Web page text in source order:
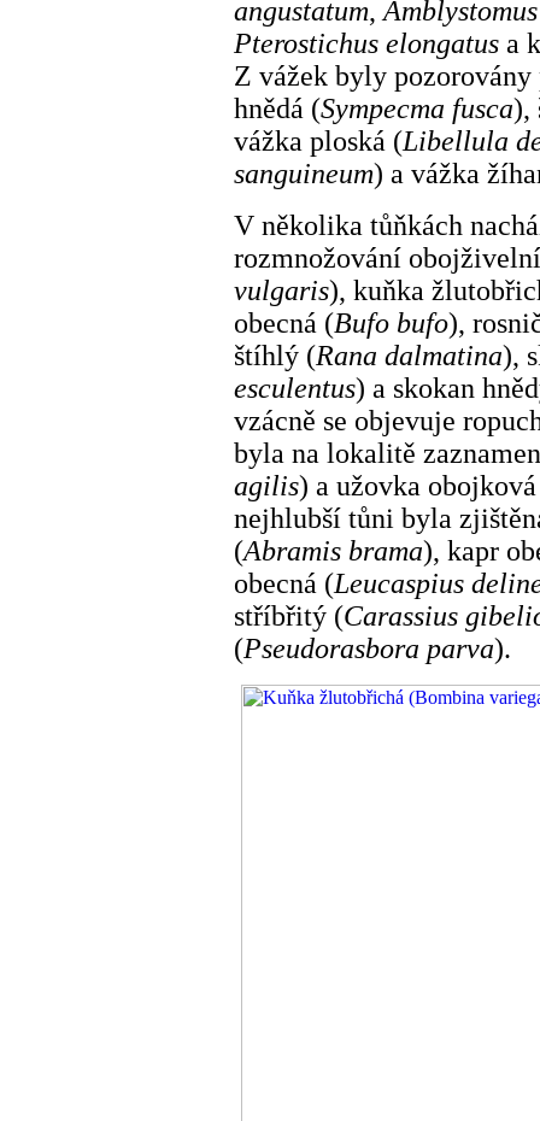
angustatum,
Pterostichus elongatus a
Z vážek byly
hnědá (Sympecma fusca),
vážka ploská (Libellula
sanguineum) a vážka
V několika tůňkách
rozmnožování
vulgaris), kuňka
obecná (Bufo bufo),
štíhlý (Rana dalmatina),
esculentus) a skokan
vzácně se objevuje
byla na lokalitě
agilis) a užovka
nejhlubší tůni byla
(Abramis brama), kapr
obecná (Leucaspius
stříbřitý (Carassius
(Pseudorasbora parva).